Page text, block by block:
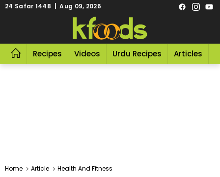
24 Safar 1448 | Aug 09, 2026
Recipes Videos Urdu Recipes Articles
Home Article Health And Fitness